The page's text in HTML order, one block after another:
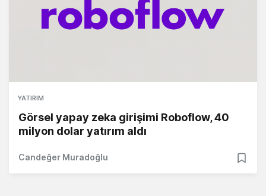
YATIRIM
Görsel yapay zeka girişimi Roboflow, 40
milyon dolar yatırım aldı
Candeğer Muradoğlu